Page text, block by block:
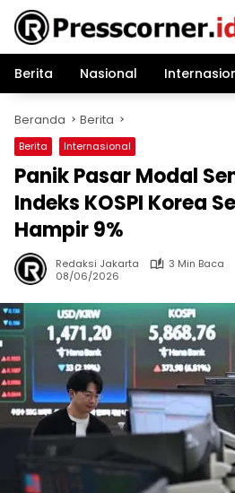
Langsung
konten
Berita
Nasional
Beranda Berita
Berita Internasional
Panik Pasar Modal
Indeks KOSPI Korea
Hampir 9%
Redaksi Jakarta
3 Min Baca
08/06/2026